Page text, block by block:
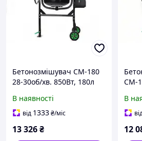
Бетонозмішувач СМ-180
28-30об/хв. 850Вт, 180л
В наявності
від 1333₴/міс
13 326₴
СМ-
В
12